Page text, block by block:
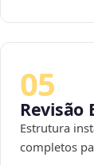
05
Revisão
Estrutura
completos